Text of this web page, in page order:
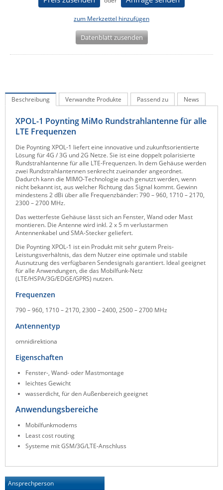
Legrand
Milesight
Netio
Panorama Antennas
PatchSee
Power Kingdom
Poynting
Raritan
Riello UPS
Server Technology
Siretta
SIRIO Antenne
Sunbird
Tactical Software
TEKTELIC
Teltonika
Unwired Networks
Vision
WATTECO
Westermo
Yuasa
zum Merkzettel hinzufügen
Datenblatt zusenden
Beschreibung Verwandte Produkte Passend zu News
XPOL-1 Poynting MiMo Rundstrahlantenne für alle
LTE Frequenzen
Die Poynting XPOL-1 liefert eine innovative und zukunftsorientierte
Lösung für 4G / 3G und 2G Netze. Sie ist eine doppelt polarisierte
Rundstrahlantenne für alle LTE-Frequenzen. In dem Gehäuse werden
zwei Rundstrahlantennen senkrecht zueinander angeordnet.
Dadurch kann die MIMO-Technologie auch genutzt werden, wenn
nicht bekannt ist, aus welcher Richtung das Signal kommt. Gewinn
mindestens 2 dBi über alle Frequenzbänder: 790 – 960, 1710 – 2170,
2300 – 2700 MHz.
Das wetterfeste Gehäuse lässt sich an Fenster, Wand oder Mast
montieren. Die Antenne wird inkl. 2 x 5 m verlustarmen
Antennenkabel und SMA-Stecker geliefert.
Die Poynting XPOL-1 ist ein Produkt mit sehr gutem Preis-
Leistungsverhältnis, das dem Nutzer eine optimale und stabile
Ausnutzung des verfügbaren Sendesignals garantiert. Ideal geeignet
für alle Anwendungen, die das Mobilfunk-Netz
(LTE/HSPA/3G/EDGE/GPRS) nutzen.
Frequenzen
790 – 960, 1710 – 2170, 2300 – 2400, 2500 – 2700 MHz
Antennentyp
omnidirektiona
Eigenschaften
Fenster-, Wand- oder Mastmontage
leichtes Gewicht
wasserdicht, für den Außenbereich geeignet
Anwendungsbereiche
Mobilfunkmodems
Least cost routing
Systeme mit GSM/3G/LTE-Anschluss
Ansprechperson